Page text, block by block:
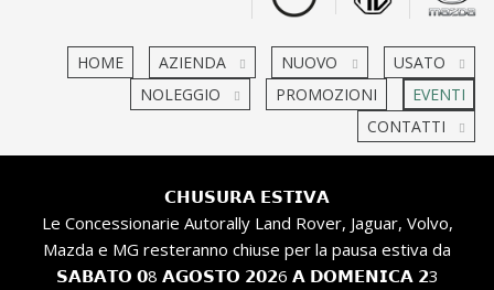
HOME AZIENDA NUOVO
USATO
NOLEGGIO
PROMOZIONI
EVENTI
CONTATTI
𝗖𝗛𝗨𝗦𝗨𝗥𝗔 𝗘𝗦𝗧𝗜𝗩𝗔
Le Concessionarie Autorally Land Rover, Jaguar, Volvo,
Mazda e MG resteranno chiuse per la pausa estiva da
𝗦𝗔𝗕𝗔𝗧𝗢 𝟬8 𝗔𝗚𝗢𝗦𝗧𝗢 𝟮𝟬𝟮6 𝗔 𝗗𝗢𝗠𝗘𝗡𝗜𝗖𝗔 𝟮3